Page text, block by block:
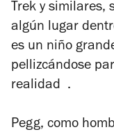
Trek y similares,
algún lugar
es un niño
pellizcándose
realidad .
Pegg, como